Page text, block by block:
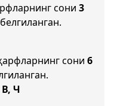
сони 3
сони 6
Ч